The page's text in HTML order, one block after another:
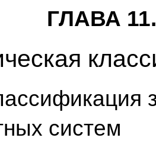
ГЛАВА 11.
систем